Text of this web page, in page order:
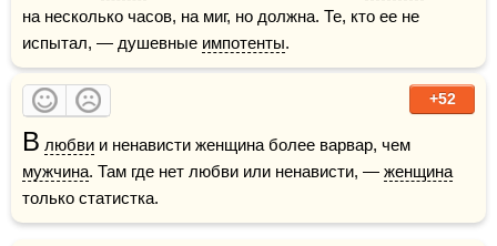
на несколько часов, на миг, но должна. Те, кто ее не
испытал, — душевные импотенты.
+52
В любви
мужчина. Там где нет любви или ненависти, — женщина
только статистка.